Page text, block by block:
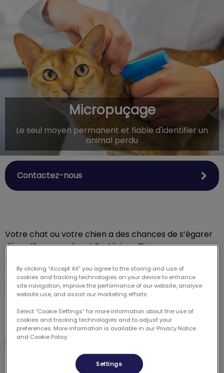
IvcPractices.HeaderNav.Search.Label
Micropuçage
Le seul moyen permanent et fiable d'identifier un
animal perdu
Contactez-nous
Votre chat ou votre chien a des chances de s’égarer
dès qu’il se promène à l’extérieur. Bien que nous ne
souhaitions pas qu’une telle situation se produise, il
vaut toujours mieux être bien préparé. C’est pourquoi
vous lui faites porter une médaille afin d’indiquer vos
coordonnées aux personnes qui le retrouvent.
Malheureusement, il peut arriver que votre animal
perde son collier et sa médaille. Pour contrer ce
problème, il existe une méthode permanente pour
identifier votre chat ou votre chien : le micropuçage. À
la Clinique, nous pouvons répondre à vos questions sur
le sujet et procéder à la pose d’une micropuce.
By clicking “Accept All” you agree to the storing and use of
cookies and tracking technologies on your device to enhance
site navigation, improve the performance of our website, analyse
website use, and assist our marketing efforts.
Select “Cookie Settings” for more information about the use of
cookies and tracking technologies and to adjust your
preferences. More information is available in our Privacy Notice
and Cookie Policy.
Settings